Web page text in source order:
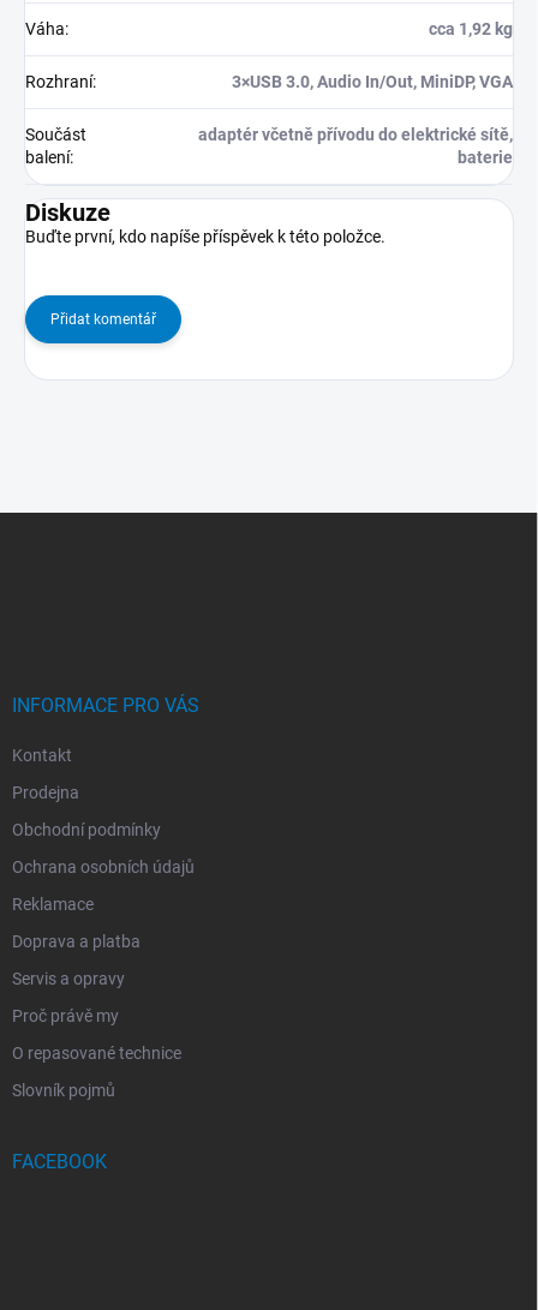
Váha: cca 1,92 kg
Rozhraní: 3×USB 3.0, Audio In/Out, MiniDP, VGA
Součást
balení:
adaptér včetně přívodu do elektrické sítě,
baterie
Diskuze
Buďte první, kdo napíše příspěvek k této položce.
Přidat komentář
INFORMACE PRO VÁS
Kontakt
Prodejna
Obchodní podmínky
Ochrana osobních údajů
Reklamace
Doprava a platba
Servis a opravy
Proč právě my
O repasované technice
Slovník pojmů
FACEBOOK